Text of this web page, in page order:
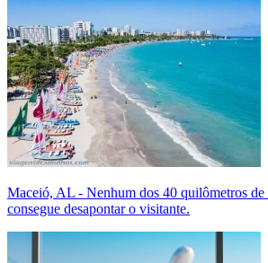
Maceió, AL - Nenhum dos 40 quilômetros de
consegue desapontar o visitante.